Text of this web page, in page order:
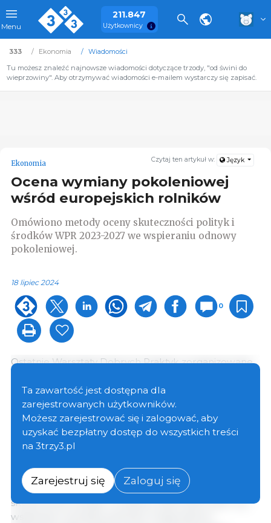
Menu
211.847
Użytkownicy
333 Ekonomia
Wiadomości
Tu możesz znaleźć najnowsze wiadomości dotyczące trzody, "od świni do
wieprzowiny". Aby otrzymywać wiadomości e-mailem wystarczy się zapisać.
Czytaj ten artykuł w: Język
Ekonomia
Ocena wymiany pokoleniowej
wśród europejskich rolników
Omówiono metody oceny skuteczności polityk i
środków WPR 2023-2027 we wspieraniu odnowy
pokoleniowej.
18 lipiec 2024
0
Ostatnie Warsztaty Dobrych Praktyk zorganizowane
informacyjną do oceny interwencji Planu
Strategicznego WPR mających na celu wspieranie
młodych i nowych rolników. Odnowa pokoleń jest
kluczowym elementem tych planów,
odpowiadającym na potrzebę przyciągnięcia i
Podczas warsztatów omówiono metody oceny
skuteczności polityk i środków WPR 2023-2027 we
wspieraniu wymiany pokoleń. Podkreślono
Ta zawartość jest dostępna dla
zarejestrowanych użytkowników.
Możesz zarejestrować się i zalogować, aby
uzyskać bezpłatny dostęp do wszystkich treści
na 3trzy3.pl
Zarejestruj się Zaloguj się